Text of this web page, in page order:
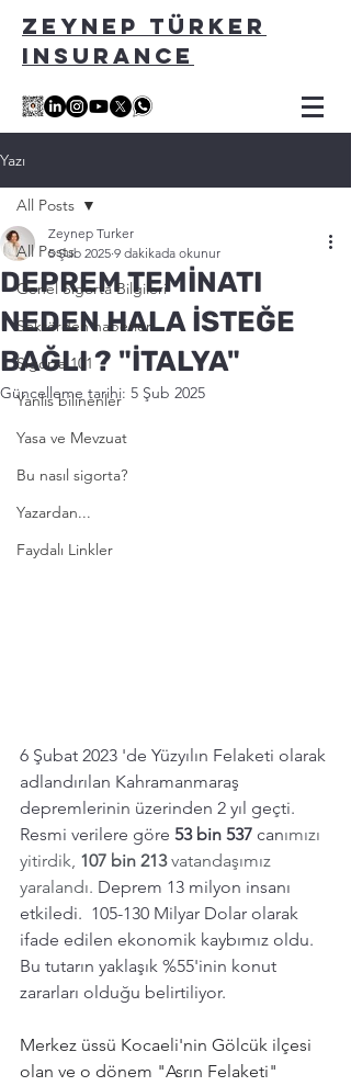
ZEYNEP TÜRKER
INSURANCE
Yazı
All Posts
Genel Sigorta Bilgileri
Sektörden haberler
Sigorta 101
Yanlis bilinenler
Yasa ve Mevzuat
Bu nasıl sigorta?
Yazardan...
Faydalı Linkler
All Posts
DEPREM TEMİNATI
NEDEN HALA İSTEĞE
BAĞLI ? "İTALYA"
Zeynep Turker
5 Şub 2025 9 dakikada okunur
Güncelleme tarihi: 5 Şub 2025
6 Şubat 2023 'de Yüzyılın Felaketi olarak
adlandırılan Kahramanmaraş
depremlerinin üzerinden 2 yıl geçti.
Resmi verilere göre 53 bin 537 canımızı
yitirdik, 107 bin 213 vatandaşımız
yaralandı. Deprem 13 milyon insanı
etkiledi.  105-130 Milyar Dolar olarak
ifade edilen ekonomik kaybımız oldu.
Bu tutarın yaklaşık %55'inin konut
zararları olduğu belirtiliyor.
Merkez üssü Kocaeli'nin Gölcük ilçesi
olan ve o dönem "Asrın Felaketi"